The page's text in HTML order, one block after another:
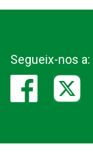
Segueix-nos a: